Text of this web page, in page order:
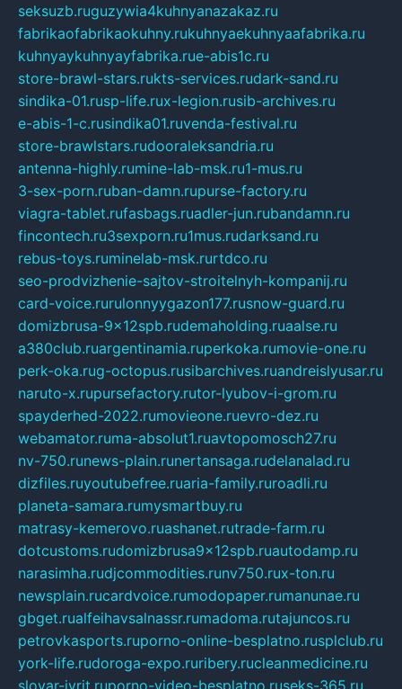
seksuzb.ruguzywia4kuhnyanazakaz.ru
fabrikaofabrikaokuhny.rukuhnyaekuhnyaafabrika.ru
kuhnyaykuhnyayfabrika.rue-abis1c.ru
store-brawl-stars.rukts-services.rudark-sand.ru
sindika-01.rusp-life.rux-legion.rusib-archives.ru
e-abis-1-c.rusindika01.ruvenda-festival.ru
store-brawlstars.rudooraleksandria.ru
antenna-highly.rumine-lab-msk.ru1-mus.ru
3-sex-porn.ruban-damn.rupurse-factory.ru
viagra-tablet.rufasbags.ruadler-jun.rubandamn.ru
fincontech.ru3sexporn.ru1mus.rudarksand.ru
rebus-toys.ruminelab-msk.rurtdco.ru
seo-prodvizhenie-sajtov-stroitelnyh-kompanij.ru
card-voice.rurulonnyygazon177.rusnow-guard.ru
domizbrusa-9x12spb.rudemaholding.ruaalse.ru
a380club.ruargentinamia.ruperkoka.rumovie-one.ru
perk-oka.rug-octopus.rusibarchives.ruandreislyusar.ru
naruto-x.rupursefactory.rutor-lyubov-i-grom.ru
spayderhed-2022.rumovieone.ruevro-dez.ru
webamator.ruma-absolut1.ruavtopomosch27.ru
nv-750.runews-plain.runertansaga.rudelanalad.ru
dizfiles.ruyoutubefree.ruaria-family.ruroadli.ru
planeta-samara.rumysmartbuy.ru
matrasy-kemerovo.ruashanet.rutrade-farm.ru
dotcustoms.rudomizbrusa9x12spb.ruautodamp.ru
narasimha.rudjcommodities.runv750.rux-ton.ru
newsplain.rucardvoice.rumodopaper.rumanunae.ru
gbget.rualfeihavsalnassr.rumadoma.rutajuncos.ru
petrovkasports.ruporno-online-besplatno.rusplclub.ru
york-life.rudoroga-expo.ruribery.rucleanmedicine.ru
slovar-ivrit.ruporno-video-besplatno.ruseks-365.ru